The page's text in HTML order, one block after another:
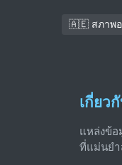
🇦🇪 สภาพอ
เกี่ยว
แหล่งข้อ
ที่แม่นยำ